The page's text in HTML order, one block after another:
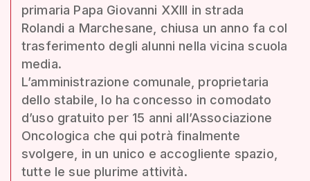
primaria Papa Giovanni XXIII in strada
Rolandi a Marchesane, chiusa un anno fa col
trasferimento degli alunni nella vicina scuola
media.
L’amministrazione comunale, proprietaria
dello stabile, lo ha concesso in comodato
d’uso gratuito per 15 anni all’Associazione
Oncologica che qui potrà finalmente
svolgere, in un unico e accogliente spazio,
tutte le sue plurime attività.